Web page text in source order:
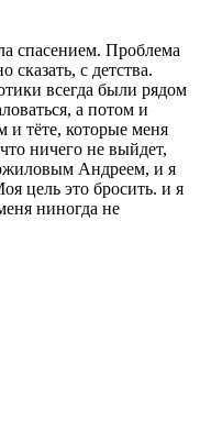
спасением. Проблема
с детства.
всегда были рядом
а потом и
и тёте, которые меня
ничего не выйдет,
Андреем, и я
цель это бросить. и я
ниногда не